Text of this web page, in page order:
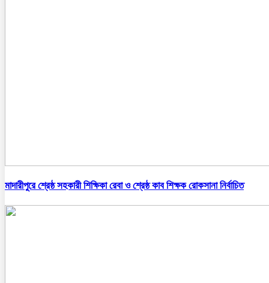
মাদারীপুরে শ্রেষ্ঠ সহকারী শিক্ষিকা রেবা ও শ্রেষ্ঠ কাব শিক্ষক রোকসানা নির্বাচিত